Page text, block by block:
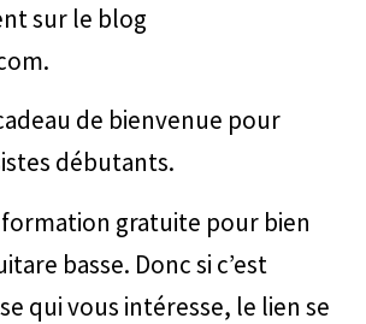
sur le blog
de bienvenue pour
débutants.
formation gratuite pour bien
basse. Donc si c’est
qui vous intéresse, le lien se